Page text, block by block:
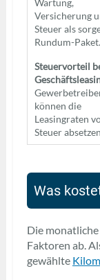
Wartung,
Versicherung
Steuer als
Rundum-Paket.
Steuervorteil
können die
Leasingraten
Steuer
Was
Die
Faktoren ab.
gewählte